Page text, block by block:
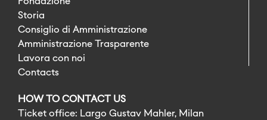
Storia
Consiglio di Amministrazione
Amministrazione Trasparente
Lavora con noi
Contacts
HOW TO CONTACT US
Ticket office: Largo Gustav Mahler, Milan